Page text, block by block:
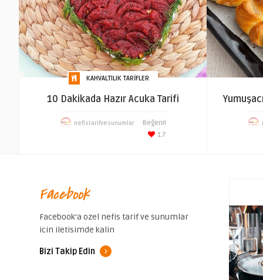
KAHVALTILIK TARIFLER
10 Dakikada Hazır Acuka Tarifi
nefistarifvesunumlar
Beğeni!
17
Facebook
Facebook'a ozel nefis tarif ve sunumlar
icin iletisimde kalin
Bizi Takip Edin